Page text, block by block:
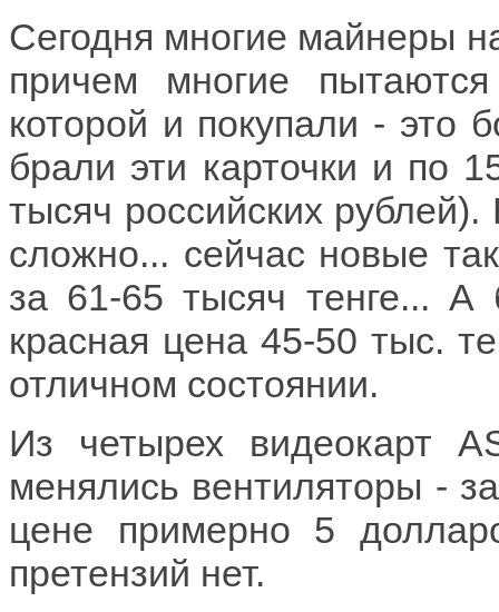
Сегодня многие майнеры
причем многие
которой и покупали - это
брали эти карточки и по
тысяч российских
сложно... сейчас новые
за 61-65 тысяч тенге...
красная цена 45-50 тыс.
отличном состоянии.
Из четырех видеокарт
менялись вентиляторы -
цене примерно 5
претензий нет.